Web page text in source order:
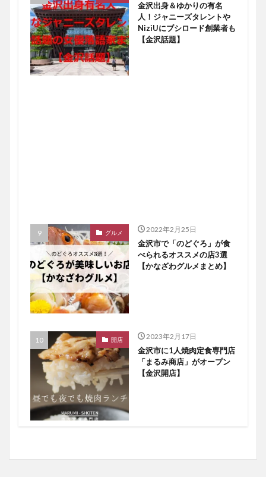
金沢出身＆ゆかりの有名
人！ジャニーズタレントや
NiziUにブシロード創業者も
【金沢話題】
グルメ 2022年2月25日
金沢市で「のどぐろ」が食
べられるオススメの店3選
【かなざわグルメまとめ】
開店 2023年2月17日
金沢市に1人焼肉定食専門店
「まるみ商店」がオープン
【金沢開店】